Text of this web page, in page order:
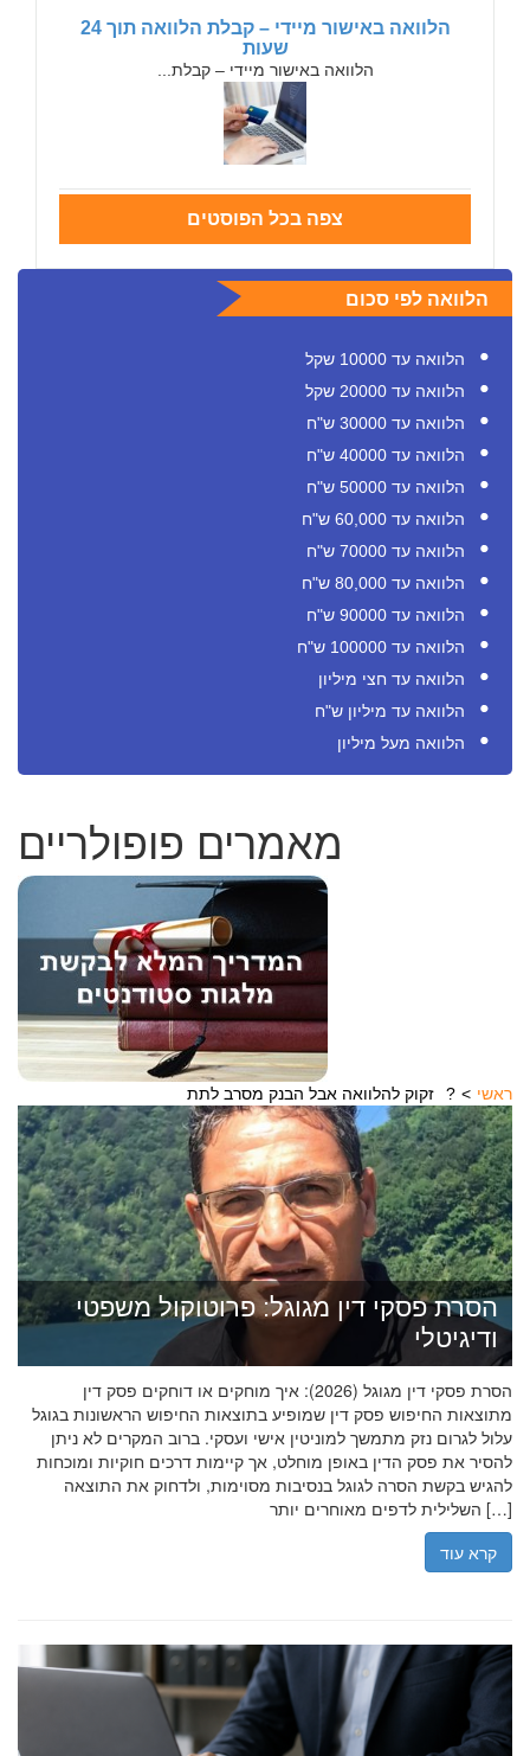
הלוואה באישור מיידי – קבלת הלוואה תוך 24
שעות
הלוואה באישור מיידי – קבלת...
צפה בכל הפוסטים
הלוואה לפי סכום
הלוואה עד 10000 שקל
הלוואה עד 20000 שקל
הלוואה עד 30000 ש"ח
הלוואה עד 40000 ש"ח
הלוואה עד 50000 ש"ח
הלוואה עד 60,000 ש"ח
הלוואה עד 70000 ש"ח
הלוואה עד 80,000 ש"ח
הלוואה עד 90000 ש"ח
הלוואה עד 100000 ש"ח
הלוואה עד חצי מיליון
הלוואה עד מיליון ש"ח
הלוואה מעל מיליון
מאמרים פופולריים
ראשי זקוק להלוואה אבל הבנק מסרב לתת?
הסרת פסקי דין מגוגל: פרוטוקול משפטי
ודיגיטלי
הסרת פסקי דין מגוגל (2026): איך מוחקים או דוחקים פסק דין
מתוצאות החיפוש פסק דין שמופיע בתוצאות החיפוש הראשונות בגוגל
עלול לגרום נזק מתמשך למוניטין אישי ועסקי. ברוב המקרים לא ניתן
להסיר את פסק הדין באופן מוחלט, אך קיימות דרכים חוקיות ומוכחות
להגיש בקשת הסרה לגוגל בנסיבות מסוימות, ולדחוק את התוצאה
השלילית לדפים מאוחרים יותר […]
קרא עוד